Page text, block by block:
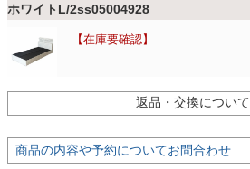
生活用品
キッチン用品
ホワイトL/2ss05004928
在庫要確認
返品・交換について
商品の内容や予約についてお問合わせ